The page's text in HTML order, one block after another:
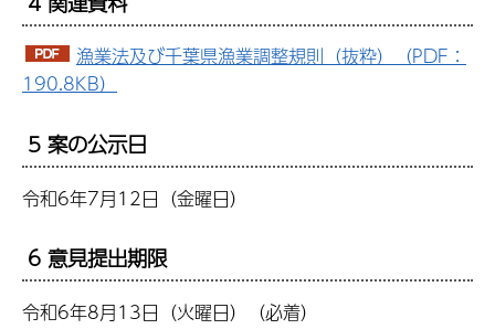
漁業法及び千葉県漁業調整規則（抜粋）（PDF：
190.8KB）
5 案の公示日
令和6年7月12日（金曜日）
6 意見提出期限
令和6年8月13日（火曜日）（必着）